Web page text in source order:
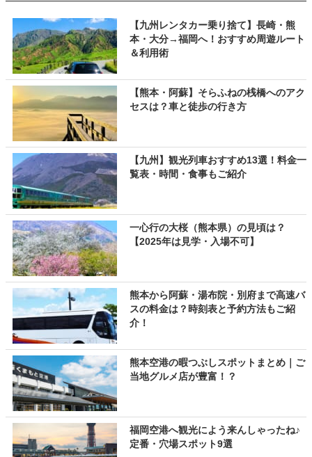
【九州レンタカー乗り捨て】長崎・熊
本・大分→福岡へ！おすすめ周遊ルート
＆利用術
【熊本・阿蘇】そらふねの桟橋へのアク
セスは？車と徒歩の行き方
【九州】観光列車おすすめ13選！料金一
覧表・時間・食事もご紹介
一心行の大桜（熊本県）の見頃は？
【2025年は見学・入場不可】
熊本から阿蘇・湯布院・別府まで高速バ
スの料金は？時刻表と予約方法もご紹
介！
熊本空港の暇つぶしスポットまとめ｜ご
当地グルメ店が豊富！？
福岡空港へ観光によう来んしゃったね♪
定番・穴場スポット9選